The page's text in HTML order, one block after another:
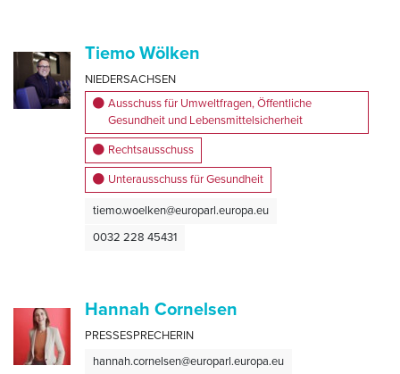
Tiemo Wölken
NIEDERSACHSEN
Ausschuss für Umweltfragen, Öffentliche
Gesundheit und Lebensmittelsicherheit
Rechtsausschuss
Unterausschuss für Gesundheit
tiemo.woelken@europarl.europa.eu
0032 228 45431
Hannah Cornelsen
PRESSESPRECHERIN
hannah.cornelsen@europarl.europa.eu